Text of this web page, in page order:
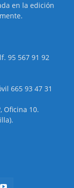
en la edición
95 567 91 92
665 93 47 31
Oficina 10.